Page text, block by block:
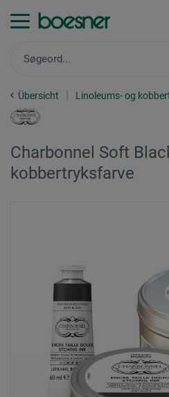
Übersicht Linoleums- og
Charbonnel Soft
kobbertryksfarve